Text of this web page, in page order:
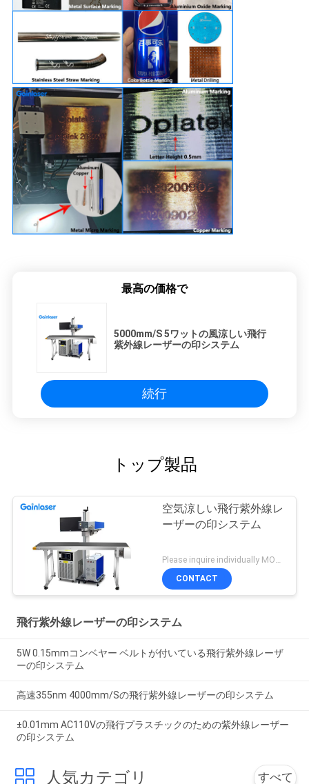
最高の価格で
5000mm/S 5ワットの風涼しい飛行
紫外線レーザーの印システム
続行
トップ製品
空気涼しい飛行紫外線レ
ーザーの印システム
CONTACT
飛行紫外線レーザーの印システム
5W 0.15mmコンベヤー ベルトが付いている飛行紫外線レーザ
ーの印システム
高速355nm 4000mm/Sの飛行紫外線レーザーの印システム
±0.01mm AC110Vの飛行プラスチックのための紫外線レーザー
の印システム
人気カテゴリ すべて